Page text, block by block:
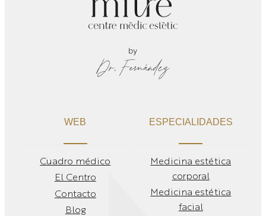
WEB
Cuadro médico
El Centro
Contacto
Blog
ESPECIALIDADES
Medicina estética
corporal
Medicina estética
facial